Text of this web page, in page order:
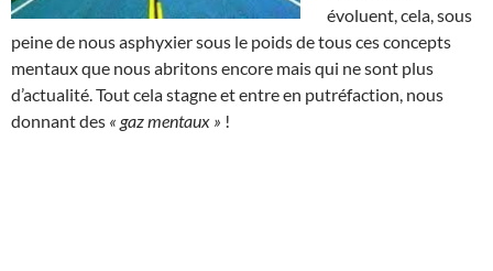
évoluent, cela, sous
peine de nous asphyxier sous le poids de tous ces concepts
mentaux que nous abritons encore mais qui ne sont plus
d’actualité. Tout cela stagne et entre en putréfaction, nous
donnant des « gaz mentaux » !